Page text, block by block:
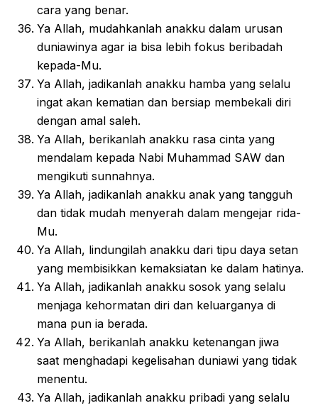
cara yang benar.
Ya Allah, mudahkanlah anakku dalam urusan
duniawinya agar ia bisa lebih fokus beribadah
kepada-Mu.
Ya Allah, jadikanlah anakku hamba yang selalu
ingat akan kematian dan bersiap membekali diri
dengan amal saleh.
Ya Allah, berikanlah anakku rasa cinta yang
mendalam kepada Nabi Muhammad SAW dan
mengikuti sunnahnya.
Ya Allah, jadikanlah anakku anak yang tangguh
dan tidak mudah menyerah dalam mengejar rida-
Mu.
Ya Allah, lindungilah anakku dari tipu daya setan
yang membisikkan kemaksiatan ke dalam hatinya.
Ya Allah, jadikanlah anakku sosok yang selalu
menjaga kehormatan diri dan keluarganya di
mana pun ia berada.
Ya Allah, berikanlah anakku ketenangan jiwa
saat menghadapi kegelisahan duniawi yang tidak
menentu.
Ya Allah, jadikanlah anakku pribadi yang selalu